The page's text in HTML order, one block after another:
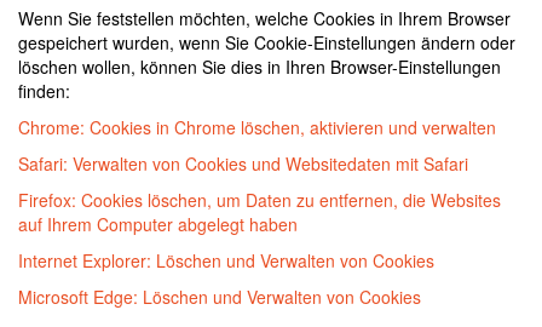
Wenn Sie feststellen möchten, welche Cookies in Ihrem Browser
gespeichert wurden, wenn Sie Cookie-Einstellungen ändern oder
löschen wollen, können Sie dies in Ihren Browser-Einstellungen
finden:
Chrome: Cookies in Chrome löschen, aktivieren und verwalten
Safari: Verwalten von Cookies und Websitedaten mit Safari
Firefox: Cookies löschen, um Daten zu entfernen, die Websites
auf Ihrem Computer abgelegt haben
Internet Explorer: Löschen und Verwalten von Cookies
Microsoft Edge: Löschen und Verwalten von Cookies